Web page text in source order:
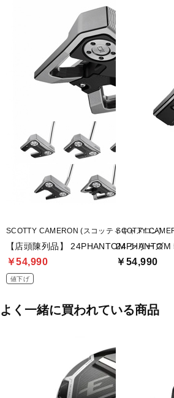
SCOTTY CAMERON (スコッティキャメロン)
【店頭陳列品】 24PHANTOM シリーズ
￥54,990
値下げ
SCOTTY
24PHANTOM
￥54,990
よく一緒に買われている商品